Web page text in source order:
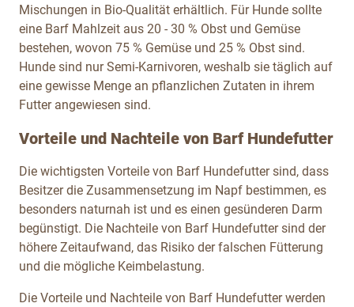
Mischungen in Bio-Qualität erhältlich. Für Hunde sollte
eine Barf Mahlzeit aus 20 - 30 % Obst und Gemüse
bestehen, wovon 75 % Gemüse und 25 % Obst sind.
Hunde sind nur Semi-Karnivoren, weshalb sie täglich auf
eine gewisse Menge an pflanzlichen Zutaten in ihrem
Futter angewiesen sind.
Vorteile und Nachteile von Barf Hundefutter
Die wichtigsten Vorteile von Barf Hundefutter sind, dass
Besitzer die Zusammensetzung im Napf bestimmen, es
besonders naturnah ist und es einen gesünderen Darm
begünstigt. Die Nachteile von Barf Hundefutter sind der
höhere Zeitaufwand, das Risiko der falschen Fütterung
und die mögliche Keimbelastung.
Die Vorteile und Nachteile von Barf Hundefutter werden